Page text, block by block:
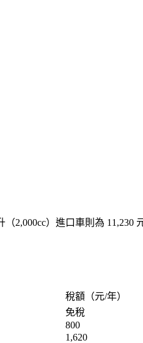
（2,000cc）進口車則為 11,230
稅額（元/年）
免稅
800
1,620